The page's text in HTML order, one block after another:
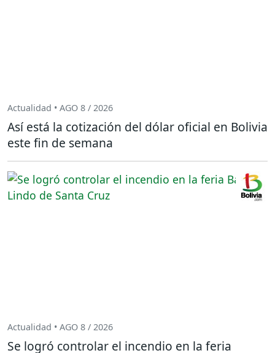
Actualidad • AGO 8 / 2026
Así está la cotización del dólar oficial en Bolivia
este fin de semana
Actualidad • AGO 8 / 2026
Se logró controlar el incendio en la feria